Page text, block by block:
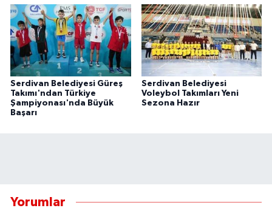
Serdivan Belediyesi Güreş
Takımı'ndan Türkiye
Şampiyonası'nda Büyük
Başarı
Serdivan Belediyesi
Voleybol Takımları Yeni
Sezona Hazır
Yorumlar